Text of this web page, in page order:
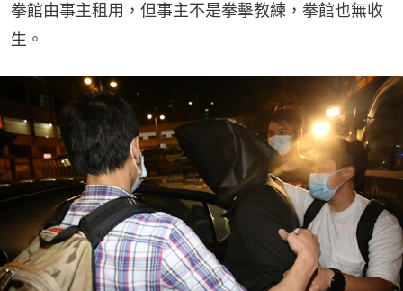
拳館由事主租用，但事主不是拳擊教練，拳館也無收
生。